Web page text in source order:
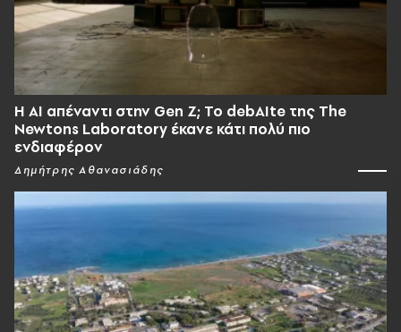
Η AI απέναντι στην Gen Z; Το debAIte της The
Newtons Laboratory έκανε κάτι πολύ πιο
ενδιαφέρον
Δημήτρης Αθανασιάδης